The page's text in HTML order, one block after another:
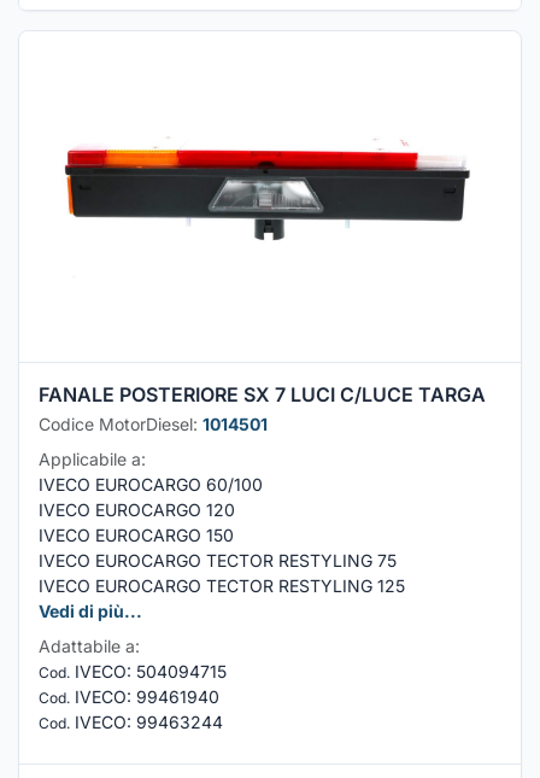
FANALE POSTERIORE SX 7 LUCI C/LUCE TARGA
Codice MotorDiesel: 1014501
Applicabile a:
IVECO EUROCARGO 60/100
IVECO EUROCARGO 120
IVECO EUROCARGO 150
IVECO EUROCARGO TECTOR RESTYLING 75
IVECO EUROCARGO TECTOR RESTYLING 125
Vedi di più...
Adattabile a:
Cod. IVECO: 504094715
Cod. IVECO: 99461940
Cod. IVECO: 99463244